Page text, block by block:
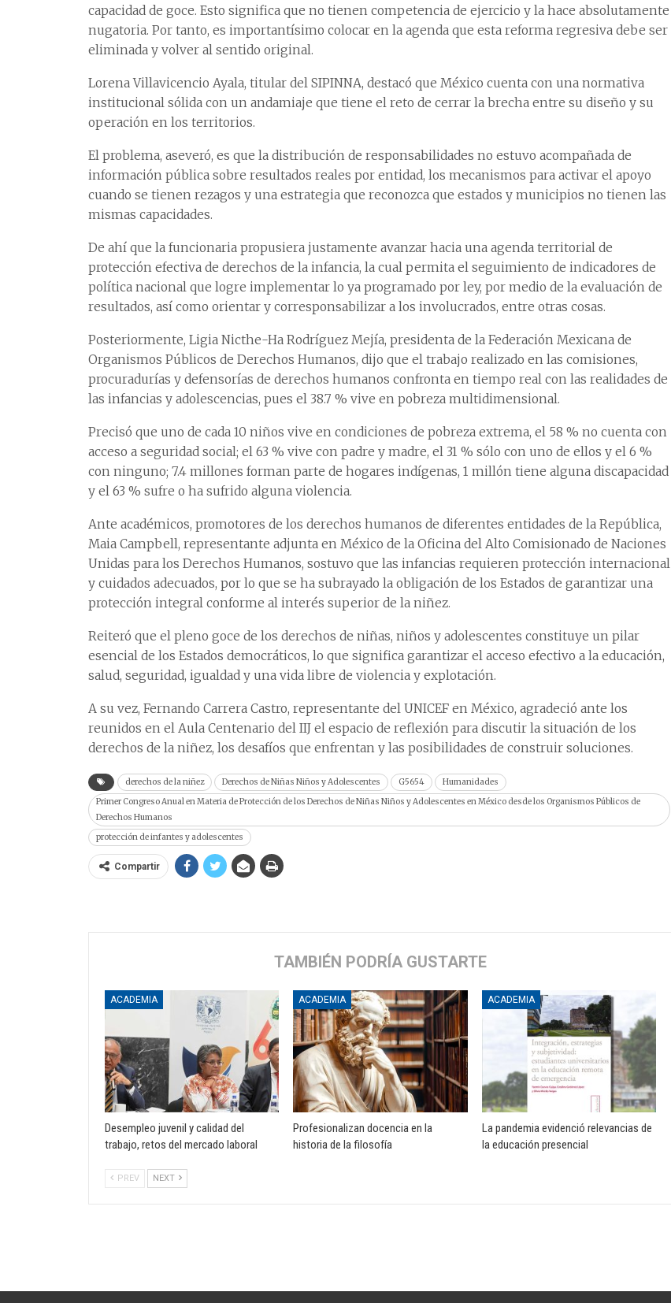
capacidad de goce. Esto significa que no tienen competencia de ejercicio y la hace absolutamente
nugatoria. Por tanto, es importantísimo colocar en la agenda que esta reforma regresiva debe ser
eliminada y volver al sentido original.
Lorena Villavicencio Ayala, titular del SIPINNA, destacó que México cuenta con una normativa
institucional sólida con un andamiaje que tiene el reto de cerrar la brecha entre su diseño y su
operación en los territorios.
El problema, aseveró, es que la distribución de responsabilidades no estuvo acompañada de
información pública sobre resultados reales por entidad, los mecanismos para activar el apoyo
cuando se tienen rezagos y una estrategia que reconozca que estados y municipios no tienen las
mismas capacidades.
De ahí que la funcionaria propusiera justamente avanzar hacia una agenda territorial de
protección efectiva de derechos de la infancia, la cual permita el seguimiento de indicadores de
política nacional que logre implementar lo ya programado por ley, por medio de la evaluación de
resultados, así como orientar y corresponsabilizar a los involucrados, entre otras cosas.
Posteriormente, Ligia Nicthe-Ha Rodríguez Mejía, presidenta de la Federación Mexicana de
Organismos Públicos de Derechos Humanos, dijo que el trabajo realizado en las comisiones,
procuradurías y defensorías de derechos humanos confronta en tiempo real con las realidades de
las infancias y adolescencias, pues el 38.7 % vive en pobreza multidimensional.
Precisó que uno de cada 10 niños vive en condiciones de pobreza extrema, el 58 % no cuenta con
acceso a seguridad social; el 63 % vive con padre y madre, el 31 % sólo con uno de ellos y el 6 %
con ninguno; 7.4 millones forman parte de hogares indígenas, 1 millón tiene alguna discapacidad
y el 63 % sufre o ha sufrido alguna violencia.
Ante académicos, promotores de los derechos humanos de diferentes entidades de la República,
Maia Campbell, representante adjunta en México de la Oficina del Alto Comisionado de Naciones
Unidas para los Derechos Humanos, sostuvo que las infancias requieren protección internacional
y cuidados adecuados, por lo que se ha subrayado la obligación de los Estados de garantizar una
protección integral conforme al interés superior de la niñez.
Reiteró que el pleno goce de los derechos de niñas, niños y adolescentes constituye un pilar
esencial de los Estados democráticos, lo que significa garantizar el acceso efectivo a la educación,
salud, seguridad, igualdad y una vida libre de violencia y explotación.
A su vez, Fernando Carrera Castro, representante del UNICEF en México, agradeció ante los
reunidos en el Aula Centenario del IIJ el espacio de reflexión para discutir la situación de los
derechos de la niñez, los desafíos que enfrentan y las posibilidades de construir soluciones.
derechos de la niñez Derechos de Niñas Niños y Adolescentes G5654
Humanidades
Primer Congreso Anual en Materia de Protección de los Derechos de Niñas Niños y Adolescentes en México desde los Organismos Públicos de
Derechos Humanos
protección de infantes y adolescentes
Compartir
TAMBIÉN PODRÍA GUSTARTE
ACADEMIA
Desempleo juvenil y calidad del
trabajo, retos del mercado laboral
ACADEMIA
Profesionalizan docencia en la
historia de la filosofía
ACADEMIA
La pandemia evidenció relevancias de
la educación presencial
PREV NEXT